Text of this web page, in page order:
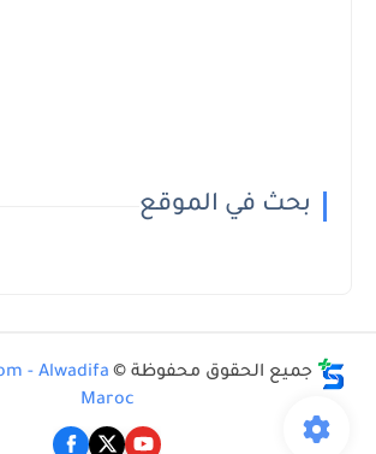
بحث في الموقع
جميع الحقوق محفوظة © - Alwadifa
Maroc